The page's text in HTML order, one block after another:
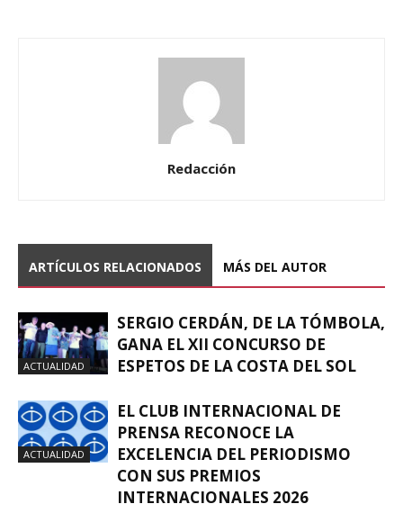
Redacción
ARTÍCULOS RELACIONADOS MÁS DEL AUTOR
ACTUALIDAD
SERGIO CERDÁN, DE LA TÓMBOLA,
GANA EL XII CONCURSO DE
ESPETOS DE LA COSTA DEL SOL
ACTUALIDAD
EL CLUB INTERNACIONAL DE
PRENSA RECONOCE LA
EXCELENCIA DEL PERIODISMO
CON SUS PREMIOS
INTERNACIONALES 2026